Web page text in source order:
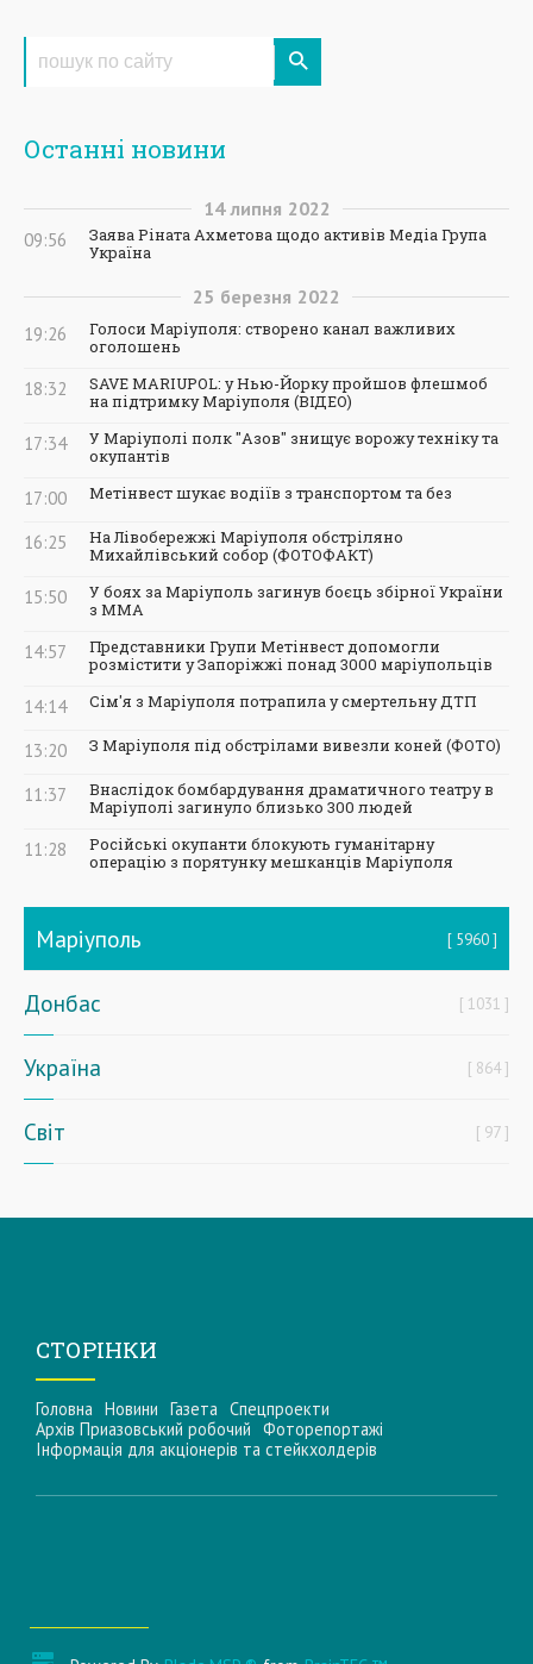
Останні новини
14 липня 2022
09:56
Заява Ріната Ахметова щодо активів Медіа Група
Україна
25 березня 2022
19:26
Голоси Маріуполя: створено канал важливих
оголошень
18:32
SAVE MARIUPOL: у Нью-Йорку пройшов флешмоб
на підтримку Маріуполя (ВІДЕО)
17:34
У Маріуполі полк "Азов" знищує ворожу техніку та
окупантів
17:00 Метінвест шукає водіїв з транспортом та без
16:25
На Лівобережжі Маріуполя обстріляно
Михайлівський собор (ФОТОФАКТ)
15:50
У боях за Маріуполь загинув боєць збірної України
з ММА
14:57
Представники Групи Метінвест допомогли
розмістити у Запоріжжі понад 3000 маріупольців
14:14 Сім'я з Маріуполя потрапила у смертельну ДТП
13:20 З Маріуполя під обстрілами вивезли коней (ФОТО)
11:37
Внаслідок бомбардування драматичного театру в
Маріуполі загинуло близько 300 людей
11:28
Російські окупанти блокують гуманітарну
операцію з порятунку мешканців Маріуполя
Маріуполь 5960
Донбас 1031
Україна 864
Світ 97
СТОРІНКИ
Головна Новини Газета Спецпроекти
Архів Приазовський робочий Фоторепортажі
Інформацiя для акцiонерiв та стейкхолдерiв